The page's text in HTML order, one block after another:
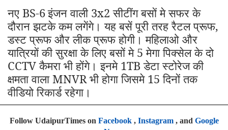
नए BS-6इंजन वाली 3x2 सीटींग बसों मे सफर के
दौरान झटके कम लगेंगे। यह बसें पूरी तरह रैटल प्रूफ,
डस्ट प्रूफ और लीक प्रूफ होगी। महिलाओ और
यात्रियों की सुरक्षा के लिए बसों मे 5 मेगा पिक्सेल के दो
CCTV कैमरा भी होंगे। इनमे 1TB डेटा स्टोरेज की
क्षमता वाला MNVR भी होगा जिसमे 15 दिनों तक
वीडियो रिकार्ड रहेगा।
Follow UdaipurTimes on Facebook, Instagram, and Google